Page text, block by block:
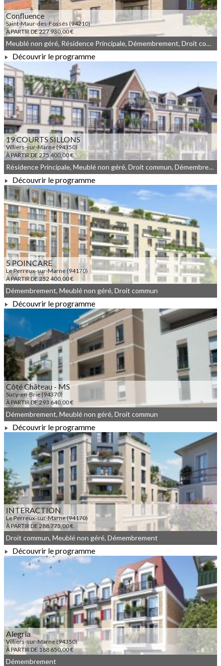
Confluence
Saint-Maur-des-Fossés (94210)
À PARTIR DE 227 930,00 €
À PARTIR DE 227 930,00 €
Meublé non géré, Résidence Principale, Démembrement, Droit commun
Découvrir le programme
19 COURTS SILLONS
Villiers-sur-Marne (94350)
À PARTIR DE 275 400,00 €
À PARTIR DE 275 400,00 €
Résidence Principale, Meublé non géré, Droit commun, Démembrement
Découvrir le programme
5 POINCARE
Le Perreux-sur-Marne (94170)
À PARTIR DE 252 400,00 €
À PARTIR DE 252 400,00 €
Démembrement, Meublé non géré, Droit commun
Découvrir le programme
Côté Château - MS
Sucy-en-Brie (94370)
À PARTIR DE 293 640,00 €
À PARTIR DE 293 640,00 €
Démembrement, Meublé non géré, Droit commun
Découvrir le programme
INTERACTION
Le Perreux-sur-Marne (94170)
À PARTIR DE 288 775,00 €
À PARTIR DE 288 775,00 €
Droit commun, Meublé non géré, Démembrement
Découvrir le programme
Alegria
Villiers-sur-Marne (94350)
À PARTIR DE 188 650,00 €
Démembrement